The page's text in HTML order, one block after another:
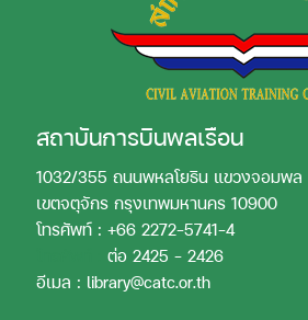
สถาบันการบินพลเรือน
1032/355 ถนนพหลโยธิน แขวงจอมพล
เขตจตุจักร กรุงเทพมหานคร 10900
โทรศัพท์ : +66 2272-5741-4
ต่อ 2425 - 2426
อีเมล : library@catc.or.th